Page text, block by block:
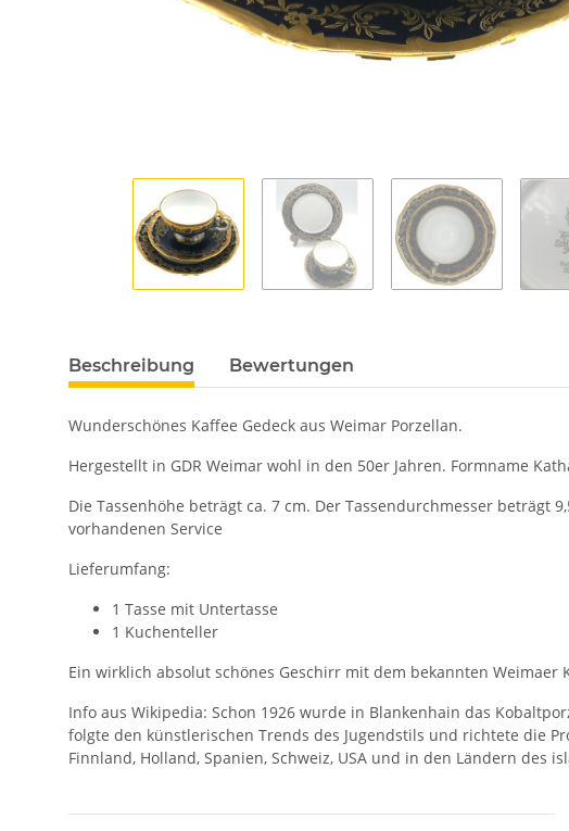
Beschreibung Bewertungen
Wunderschönes Kaffee Gedeck aus Weimar Porzellan.
Hergestellt in GDR Weimar wohl in den 50er Jahren. Formname
Die Tassenhöhe beträgt ca. 7 cm. Der Tassendurchmesser
vorhandenen Service
Lieferumfang:
1 Tasse mit Untertasse
1 Kuchenteller
Ein wirklich absolut schönes Geschirr mit dem bekannten Weimaer
Info aus Wikipedia: Schon 1926 wurde in Blankenhain das
folgte den künstlerischen Trends des Jugendstils und richtete die
Finnland, Holland, Spanien, Schweiz, USA und in den Ländern des